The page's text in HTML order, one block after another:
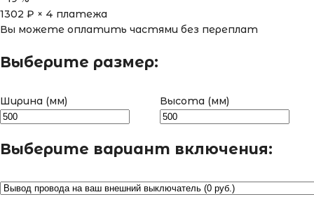
1302 ₽ × 4 платежа
Вы можете оплатить частями без переплат
Выберите размер:
Ширина (мм) Высота (мм)
Выберите вариант включения: